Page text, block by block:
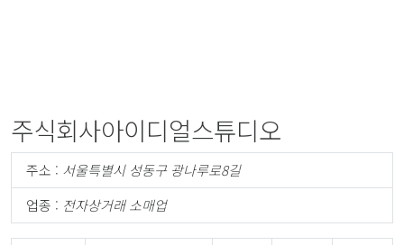
주식회사아이디얼스튜디오
주소 : 서울특별시 성동구 광나루로8길
업종 : 전자상거래 소매업